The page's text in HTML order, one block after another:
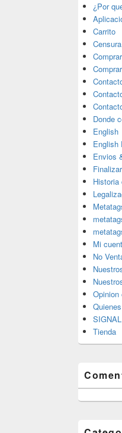
¿Por
Carrito
Donde
English
English
Envios
Historia
Mi
No
Tienda